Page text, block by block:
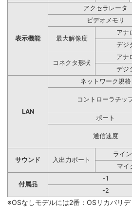
表示機能
アクセラレータ
ビデオメモリ
最大解像度
アナ
デジ
コネクタ形状
アナ
デジ
LAN
ネットワーク規格
コントローラチッ
ポート
通信速度
サウンド 入出力ポート
ライ
マイ
付属品
-1
-2
※OSなしモデルには2番：OSリカバリデ